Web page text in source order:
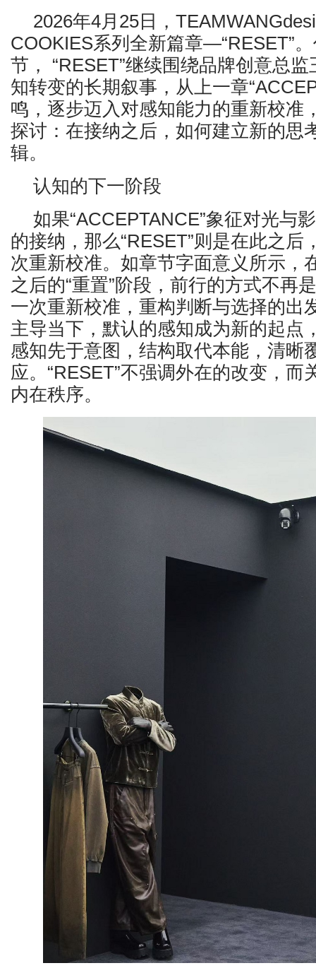
2026年4月25日，
COOKIES系列全新篇章—“RESET”
节， “RESET”继续围绕品牌创意总
知转变的长期叙事，从上一章
鸣，逐步迈入对感知能力的重新校准
探讨：在接纳之后，如何建立新的思
辑。
认知的下一阶段
如果“ACCEPTANCE”象征对光与
的接纳，那么“RESET”则是在此之后
次重新校准。如章节字面意义所示，
之后的“重置”阶段，前行的方式不再
一次重新校准，重构判断与选择的出
主导当下，默认的感知成为新的起点
感知先于意图，结构取代本能，清晰
应。“RESET”不强调外在的改变，而
内在秩序。